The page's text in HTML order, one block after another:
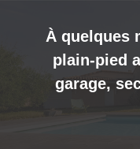
Notre
À quelques
plain-pied
garage,